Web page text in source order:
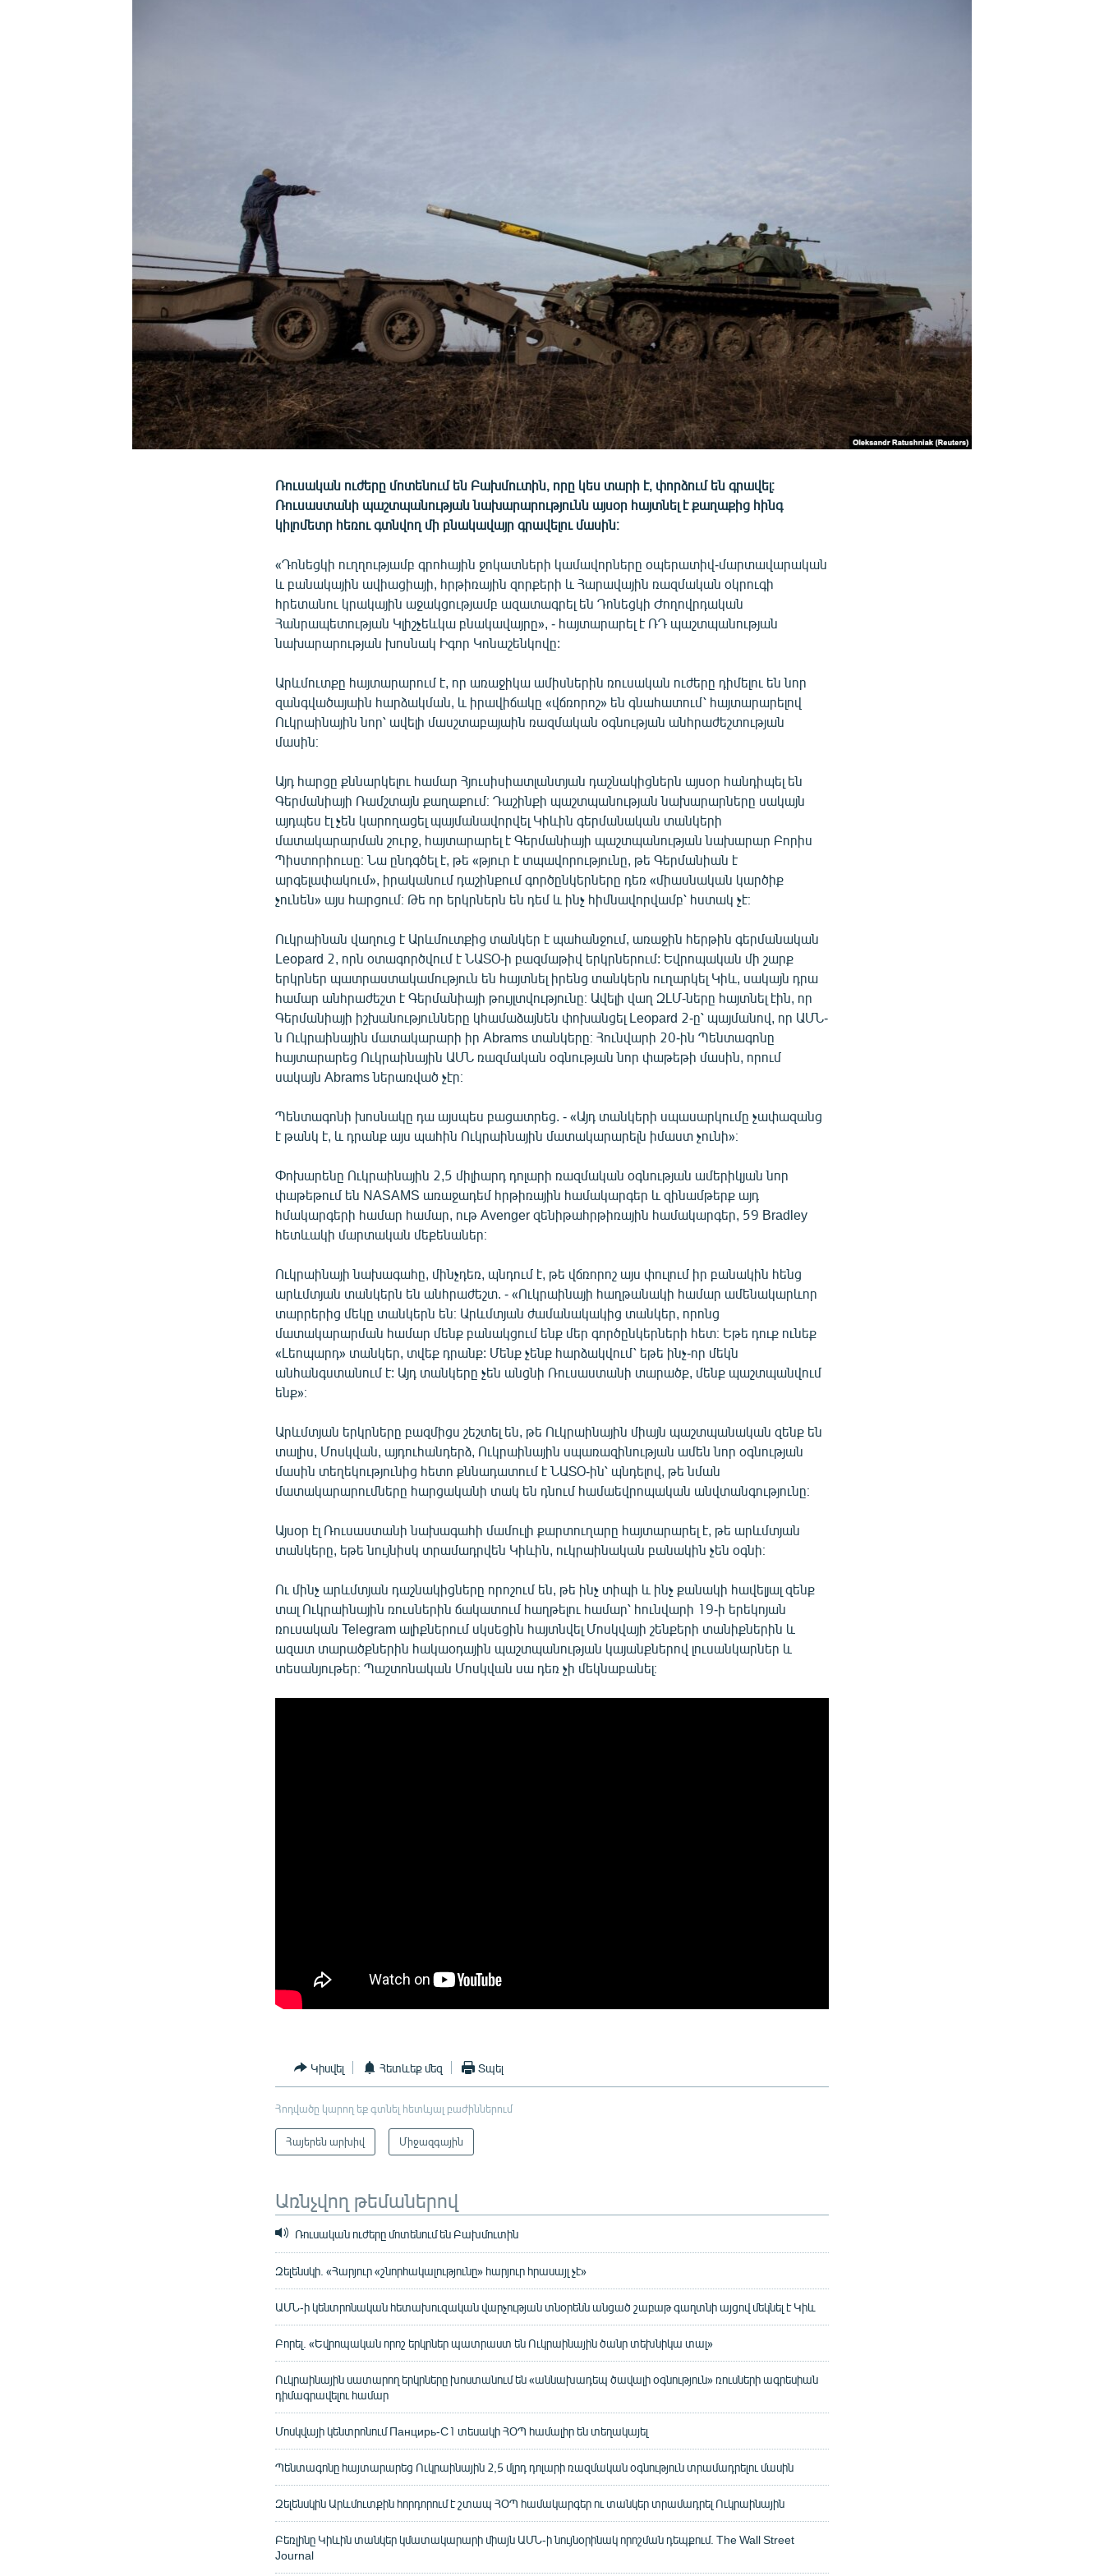
ՁԳՏԵԼՈՎ ԼԱՎԱԳՈՒՅՆԻՆ
Ռուսական ուժերը մոտենում են Բախմուտին, որը կես տարի է, փորձում են գրավել։
Ռուսաստանի պաշտպանության նախարարությունն այսօր հայտնել է քաղաքից հինգ
կիլոմետր հեռու գտնվող մի բնակավայր գրավելու մասին։
«Դոնեցկի ուղղությամբ գրոհային ջոկատների կամավորները օպերատիվ-մարտավարական
և բանակային ավիացիայի, հրթիռային զորքերի և Հարավային ռազմական օկրուգի
հրետանու կրակային աջակցությամբ ազատագրել են Դոնեցկի Ժողովրդական
Հանրապետության Կլիշչեևկա բնակավայրը», - հայտարարել է ՌԴ պաշտպանության
նախարարության խոսնակ Իգոր Կոնաշենկովը:
Արևմուտքը հայտարարում է, որ առաջիկա ամիսներին ռուսական ուժերը դիմելու են նոր
զանգվածայաին հարձակման, և իրավիճակը «վճռորոշ» են գնահատում՝ հայտարարելով
Ուկրաինային նոր՝ ավելի մասշտաբայաին ռազմական օգնության անհրաժեշտության
մասին։
Այդ հարցը քննարկելու համար Հյուսիսիատլանտյան դաշնակիցներն այսօր հանդիպել են
Գերմանիայի Ռամշտայն քաղաքում։ Դաշինքի պաշտպանության նախարարները սակայն
այդպես էլ չեն կարողացել պայմանավորվել Կիևին գերմանական տանկերի
մատակարարման շուրջ, հայտարարել է Գերմանիայի պաշտպանության նախարար Բորիս
Պիստորիուսը։ Նա ընդգծել է, թե «թյուր է տպավորությունը, թե Գերմանիան է
արգելափակում», իրականում դաշինքում գործընկերները դեռ «միասնական կարծիք
չունեն» այս հարցում։ Թե որ երկրներն են դեմ և ինչ հիմնավորվամբ՝ հստակ չէ։
Ուկրաինան վաղուց է Արևմուտքից տանկեր է պահանջում, առաջին հերթին գերմանական
Leopard 2, որն օտագործվում է ՆԱՏՕ-ի բազմաթիվ երկրներում: Եվրոպական մի շարք
երկրներ պատրաստակամություն են հայտնել իրենց տանկերն ուղարկել Կիև, սակայն դրա
համար անհրաժեշտ է Գերմանիայի թույլտվությունը։ Ավելի վաղ ԶԼՄ-ները հայտնել էին, որ
Գերմանիայի իշխանությունները կհամաձայնեն փոխանցել Leopard 2-ը՝ պայմանով, որ ԱՄՆ-
ն Ուկրաինային մատակարարի իր Abrams տանկերը։ Հունվարի 20-ին Պենտագոնը
հայտարարեց Ուկրաինային ԱՄՆ ռազմական օգնության նոր փաթեթի մասին, որում
սակայն Abrams ներառված չէր։
Պենտագոնի խոսնակը դա այսպես բացատրեց. - «Այդ տանկերի սպասարկումը չափազանց
է թանկ է, և դրանք այս պահին Ուկրաինային մատակարարելն իմաստ չունի»։
Փոխարենը Ուկրաինային 2,5 միլիարդ դոլարի ռազմական օգնության ամերիկյան նոր
փաթեթում են NASAMS առաջադեմ հրթիռային համակարգեր և զինամթերք այդ
հմակարգերի համար համար, ութ Avenger զենիթահրթիռային համակարգեր, 59 Bradley
հետևակի մարտական մեքենաներ։
Ուկրաինայի նախագահը, մինչդեռ, պնդում է, թե վճռորոշ այս փուլում իր բանակին հենց
արևմտյան տանկերն են անհրաժեշտ. - «Ուկրաինայի հաղթանակի համար ամենակարևոր
տարրերից մեկը տանկերն են։ Արևմտյան ժամանակակից տանկեր, որոնց
մատակարարման համար մենք բանակցում ենք մեր գործընկերների հետ։ Եթե դուք ունեք
«Լեոպարդ» տանկեր, տվեք դրանք: Մենք չենք հարձակվում՝ եթե ինչ-որ մեկն
անհանգստանում է: Այդ տանկերը չեն անցնի Ռուսաստանի տարածք, մենք պաշտպանվում
ենք»։
Արևմտյան երկրները բազմիցս շեշտել են, թե Ուկրաինային միայն պաշտպանական զենք են
տալիս, Մոսկվան, այդուհանդերձ, Ուկրաինային սպառազինության ամեն նոր օգնության
մասին տեղեկությունից հետո քննադատում է ՆԱՏՕ-ին՝ պնդելով, թե նման
մատակարարումները հարցականի տակ են դնում համաեվրոպական անվտանգությունը։
Այսօր էլ Ռուսաստանի նախագահի մամուլի քարտուղարը հայտարարել է, թե արևմտյան
տանկերը, եթե նույնիսկ տրամադրվեն Կիևին, ուկրաինական բանակին չեն օգնի։
Ու մինչ արևմտյան դաշնակիցները որոշում են, թե ինչ տիպի և ինչ քանակի հավելյալ զենք
տալ Ուկրաինային ռուսներին ճակատում հաղթելու համար՝ հունվարի 19-ի երեկոյան
ռուսական Telegram ալիքներում սկսեցին հայտնվել Մոսկվայի շենքերի տանիքներին և
ազատ տարածքներին հակաօդային պաշտպանության կայանքներով լուսանկարներ և
տեսանյութեր։ Պաշտոնական Մոսկվան սա դեռ չի մեկնաբանել։
Կիսվել Հետևեք մեզ Տպել
Հոդվածը կարող եք գտնել հետևյալ բաժիններում
Հայերեն արխիվ Միջազգային
Առնչվող թեմաներով
Ռուսական ուժերը մոտենում են Բախմուտին
Զելենսկի. «Հարյուր «շնորհակալությունը» հարյուր հրասայլ չէ»
ԱՄՆ-ի կենտրոնական հետախուզական վարչության տնօրենն անցած շաբաթ գաղտնի այցով մեկնել է Կիև
Բորել. «Եվրոպական որոշ երկրներ պատրաստ են Ուկրաինային ծանր տեխնիկա տալ»
Ուկրաինային սատարող երկրները խոստանում են «աննախադեպ ծավալի օգնություն» ռուսների ագրեսիան
դիմագրավելու համար
Մոսկվայի կենտրոնում Панцирь-С1 տեսակի ՀՕՊ համալիր են տեղակայել
Պենտագոնը հայտարարեց Ուկրաինային 2,5 մլրդ դոլարի ռազմական օգնություն տրամադրելու մասին
Զելենսկին Արևմուտքին հորդորում է շտապ ՀՕՊ համակարգեր ու տանկեր տրամադրել Ուկրաինային
Բեռլինը Կիևին տանկեր կմատակարարի միայն ԱՄՆ-ի նույնօրինակ որոշման դեպքում. The Wall Street
Journal